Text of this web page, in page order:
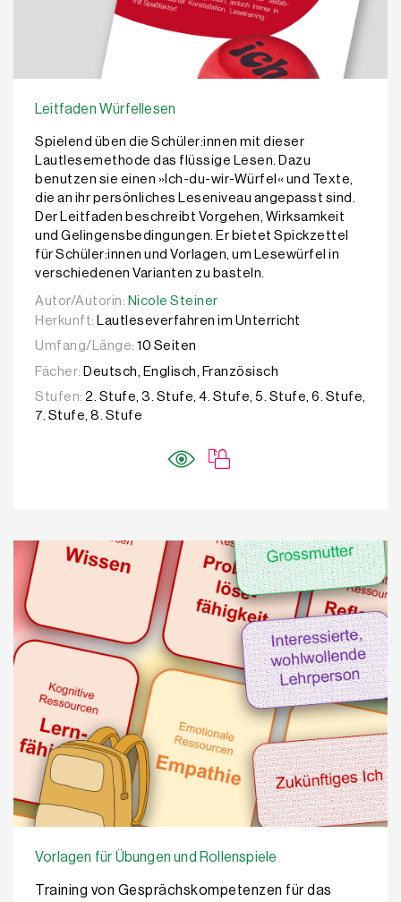
Leitfaden Würfellesen
Spielend üben die Schüler:innen mit dieser
Lautlesemethode das flüssige Lesen. Dazu
benutzen sie einen »Ich-du-wir-Würfel« und Texte,
die an ihr persönliches Leseniveau angepasst sind.
Der Leitfaden beschreibt Vorgehen, Wirksamkeit
und Gelingensbedingungen. Er bietet Spickzettel
für Schüler:innen und Vorlagen, um Lesewürfel in
verschiedenen Varianten zu basteln.
Autor/Autorin: Nicole Steiner
Autor/Autorin: Nicole Steiner
Herkunft:
Lautleseverfahren im Unterricht
Umfang/Länge: 10 Seiten
Fächer: Deutsch, Englisch, Französisch
Stufen: 2. Stufe, 3. Stufe, 4. Stufe, 5. Stufe, 6. Stufe,
7. Stufe, 8. Stufe
Vorlagen für Übungen und Rollenspiele
Training von Gesprächskompetenzen für das